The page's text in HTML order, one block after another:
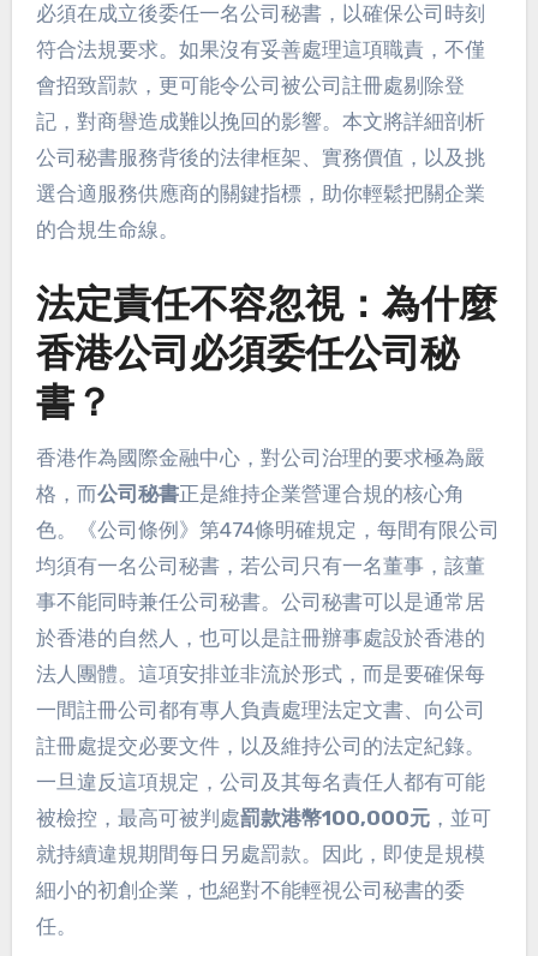
必須在成立後委任一名公司秘書，以確保公司時刻
符合法規要求。如果沒有妥善處理這項職責，不僅
會招致罰款，更可能令公司被公司註冊處剔除登
記，對商譽造成難以挽回的影響。本文將詳細剖析
公司秘書服務背後的法律框架、實務價值，以及挑
選合適服務供應商的關鍵指標，助你輕鬆把關企業
的合規生命線。
法定責任不容忽視：為什麼
香港公司必須委任公司秘
書？
香港作為國際金融中心，對公司治理的要求極為嚴
格，而公司秘書正是維持企業營運合規的核心角
色。《公司條例》第474條明確規定，每間有限公司
均須有一名公司秘書，若公司只有一名董事，該董
事不能同時兼任公司秘書。公司秘書可以是通常居
於香港的自然人，也可以是註冊辦事處設於香港的
法人團體。這項安排並非流於形式，而是要確保每
一間註冊公司都有專人負責處理法定文書、向公司
註冊處提交必要文件，以及維持公司的法定紀錄。
一旦違反這項規定，公司及其每名責任人都有可能
被檢控，最高可被判處罰款港幣100,000元，並可
就持續違規期間每日另處罰款。因此，即使是規模
細小的初創企業，也絕對不能輕視公司秘書的委
任。